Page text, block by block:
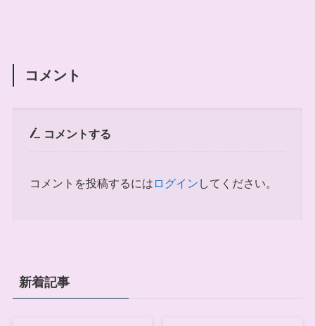
コメント
コメントする
コメントを投稿するには ログイン してください。
新着記事